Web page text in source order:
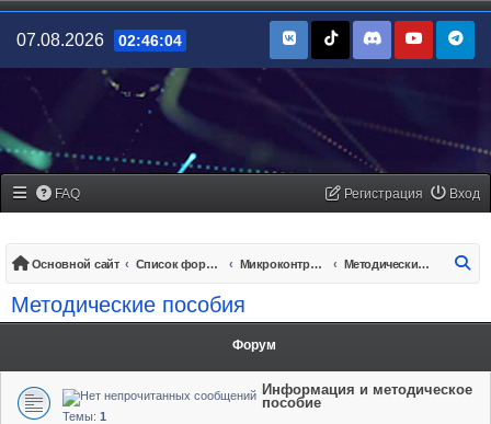
07.08.2026 02:46:04
FAQ Вход
Регистрация
Основной сайт Список форумов Микроконтроллеры/платы управления Методические пособия
Методические пособия
Форум
Информация и методическое
пособие
Темы: 1